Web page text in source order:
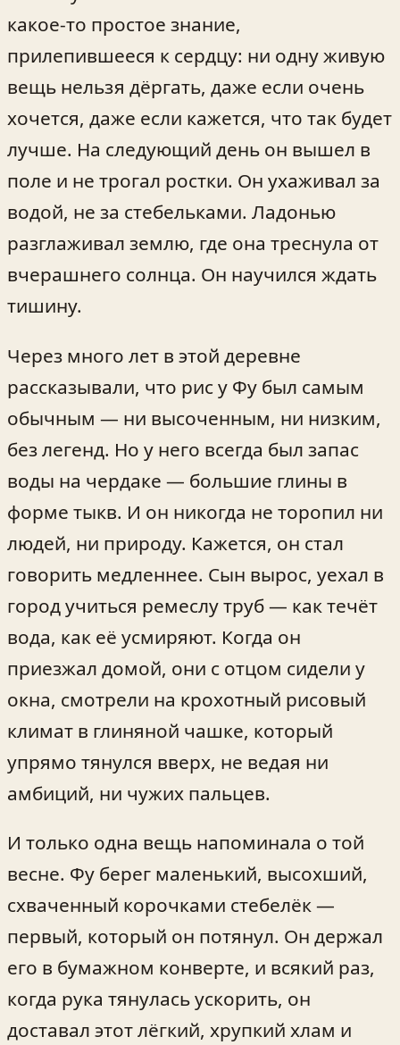
какое‑то простое знание,
прилепившееся к сердцу: ни одну живую
вещь нельзя дёргать, даже если очень
хочется, даже если кажется, что так будет
лучше. На следующий день он вышел в
поле и не трогал ростки. Он ухаживал за
водой, не за стебельками. Ладонью
разглаживал землю, где она треснула от
вчерашнего солнца. Он научился ждать
тишину.
Через много лет в этой деревне
рассказывали, что рис у Фу был самым
обычным — ни высоченным, ни низким,
без легенд. Но у него всегда был запас
воды на чердаке — большие глины в
форме тыкв. И он никогда не торопил ни
людей, ни природу. Кажется, он стал
говорить медленнее. Сын вырос, уехал в
город учиться ремеслу труб — как течёт
вода, как её усмиряют. Когда он
приезжал домой, они с отцом сидели у
окна, смотрели на крохотный рисовый
климат в глиняной чашке, который
упрямо тянулся вверх, не ведая ни
амбиций, ни чужих пальцев.
И только одна вещь напоминала о той
весне. Фу берег маленький, высохший,
схваченный корочками стебелёк —
первый, который он потянул. Он держал
его в бумажном конверте, и всякий раз,
когда рука тянулась ускорить, он
доставал этот лёгкий, хрупкий хлам и